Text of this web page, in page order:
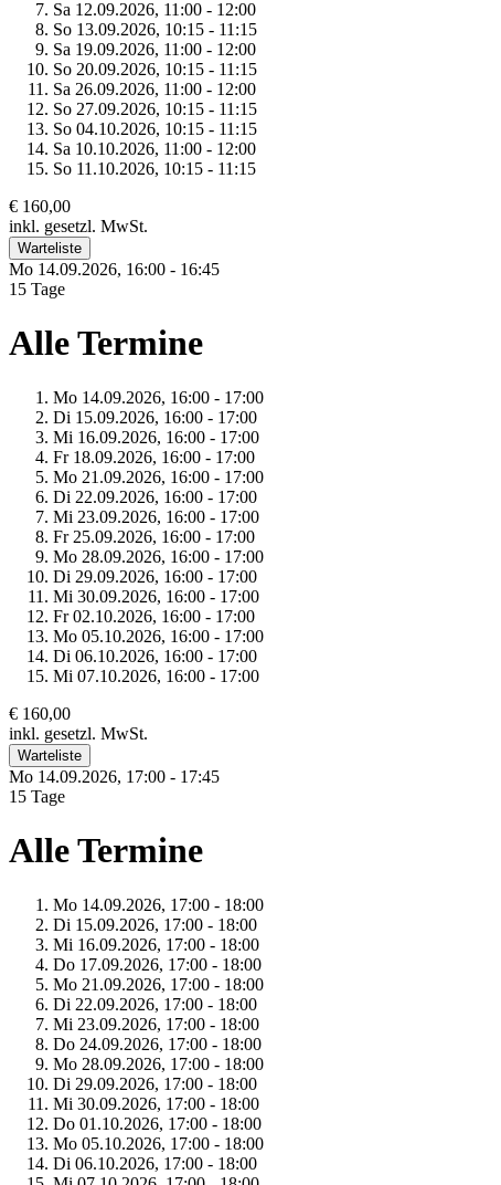
Sa 12.09.2026, 11:00 - 12:00
So 13.09.2026, 10:15 - 11:15
Sa 19.09.2026, 11:00 - 12:00
So 20.09.2026, 10:15 - 11:15
Sa 26.09.2026, 11:00 - 12:00
So 27.09.2026, 10:15 - 11:15
So 04.10.2026, 10:15 - 11:15
Sa 10.10.2026, 11:00 - 12:00
So 11.10.2026, 10:15 - 11:15
€ 160,00
inkl. gesetzl. MwSt.
Warteliste
Mo 14.09.2026, 16:00 - 16:45
15 Tage
Alle Termine
Mo 14.09.2026, 16:00 - 17:00
Di 15.09.2026, 16:00 - 17:00
Mi 16.09.2026, 16:00 - 17:00
Fr 18.09.2026, 16:00 - 17:00
Mo 21.09.2026, 16:00 - 17:00
Di 22.09.2026, 16:00 - 17:00
Mi 23.09.2026, 16:00 - 17:00
Fr 25.09.2026, 16:00 - 17:00
Mo 28.09.2026, 16:00 - 17:00
Di 29.09.2026, 16:00 - 17:00
Mi 30.09.2026, 16:00 - 17:00
Fr 02.10.2026, 16:00 - 17:00
Mo 05.10.2026, 16:00 - 17:00
Di 06.10.2026, 16:00 - 17:00
Mi 07.10.2026, 16:00 - 17:00
€ 160,00
inkl. gesetzl. MwSt.
Warteliste
Mo 14.09.2026, 17:00 - 17:45
15 Tage
Alle Termine
Mo 14.09.2026, 17:00 - 18:00
Di 15.09.2026, 17:00 - 18:00
Mi 16.09.2026, 17:00 - 18:00
Do 17.09.2026, 17:00 - 18:00
Mo 21.09.2026, 17:00 - 18:00
Di 22.09.2026, 17:00 - 18:00
Mi 23.09.2026, 17:00 - 18:00
Do 24.09.2026, 17:00 - 18:00
Mo 28.09.2026, 17:00 - 18:00
Di 29.09.2026, 17:00 - 18:00
Mi 30.09.2026, 17:00 - 18:00
Do 01.10.2026, 17:00 - 18:00
Mo 05.10.2026, 17:00 - 18:00
Di 06.10.2026, 17:00 - 18:00